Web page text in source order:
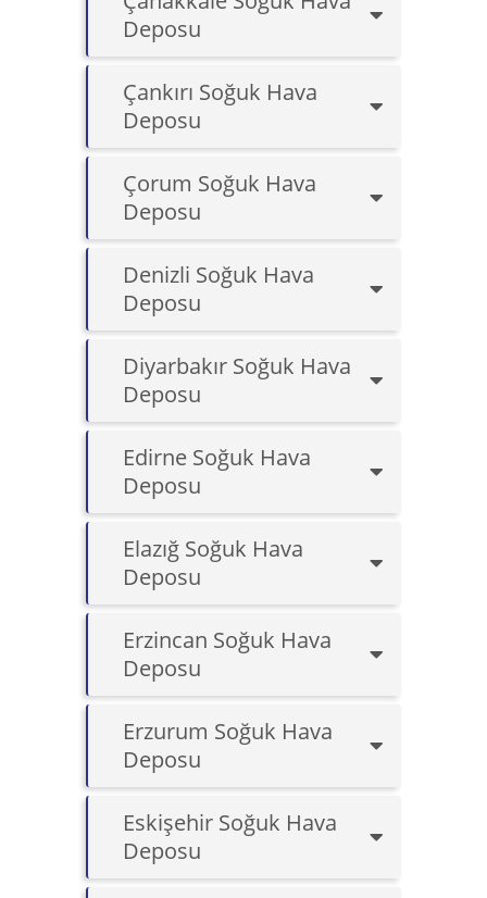
Deposu
Çankırı Soğuk Hava
Deposu
Çorum Soğuk Hava
Deposu
Denizli Soğuk Hava
Deposu
Diyarbakır Soğuk Hava
Deposu
Edirne Soğuk Hava
Deposu
Elazığ Soğuk Hava
Deposu
Erzincan Soğuk Hava
Deposu
Erzurum Soğuk Hava
Deposu
Eskişehir Soğuk Hava
Deposu